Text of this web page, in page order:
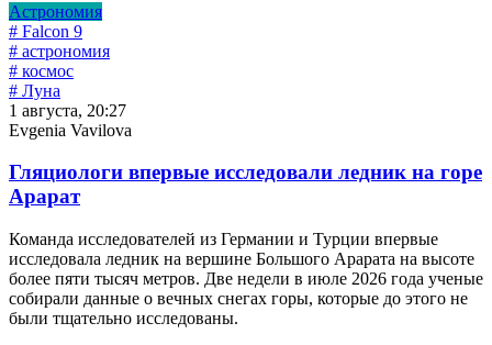
Астрономия
# Falcon 9
# астрономия
# космос
# Луна
1 августа, 20:27
Evgenia Vavilova
Гляциологи впервые исследовали ледник на горе
Арарат
Команда исследователей из Германии и Турции впервые
исследовала ледник на вершине Большого Арарата на высоте
более пяти тысяч метров. Две недели в июле 2026 года ученые
собирали данные о вечных снегах горы, которые до этого не
были тщательно исследованы.